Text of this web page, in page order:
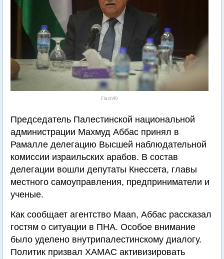
Flash90
Председатель Палестинской национальной
администрации Махмуд Аббас принял в
Рамалле делегацию Высшей наблюдательной
комиссии израильских арабов. В состав
делегации вошли депутаты Кнессета, главы
местного самоуправления, предприниматели и
ученые.
Как сообщает агентство Maan, Аббас рассказал
гостям о ситуации в ПНА. Особое внимание
было уделено внутрипалестинскому диалогу.
Политик призвал ХАМАС активизировать